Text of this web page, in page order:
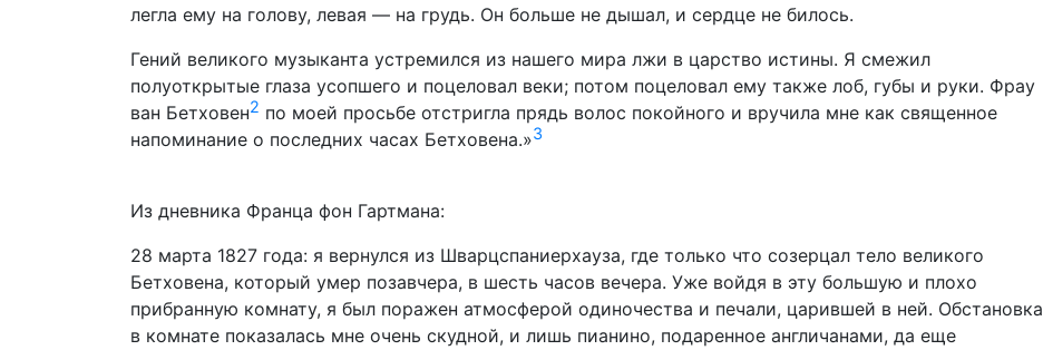
легла ему на голову, левая — на грудь. Он больше не дышал, и сердце не билось.
Гений великого музыканта устремился из нашего мира лжи в царство истины. Я смежил
полуоткрытые глаза усопшего и поцеловал веки; потом поцеловал ему также лоб, губы и руки. Фрау
ван Бетховен2 по моей просьбе отстригла прядь волос покойного и вручила мне как священное
напоминание о последних часах Бетховена.»3
Из дневника Франца фон Гартмана:
28 марта 1827 года: я вернулся из Шварцспаниерхауза, где только что созерцал тело великого
Бетховена, который умер позавчера, в шесть часов вечера. Уже войдя в эту большую и плохо
прибранную комнату, я был поражен атмосферой одиночества и печали, царившей в ней. Обстановка
в комнате показалась мне очень скудной, и лишь пианино, подаренное англичанами, да еще